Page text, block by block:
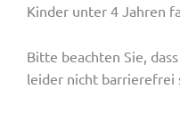
Kinder unter 4 Jahren
Bitte beachten Sie, dass
leider nicht barrierefrei